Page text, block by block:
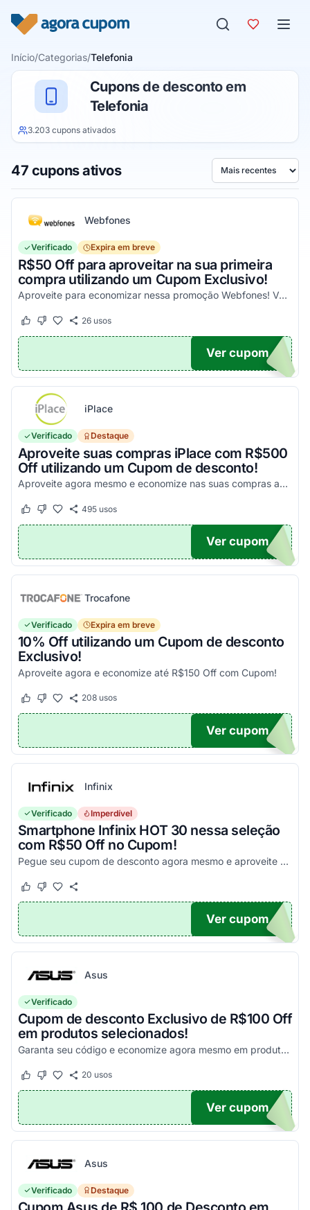
Início/Categorias/Telefonia
Cupons de desconto em
Telefonia
3.203 cupons ativados
47 cupons ativos Ordenar por
Webfones
Verificado Expira em breve
R$50 Off para aproveitar na sua primeira
compra utilizando um Cupom Exclusivo!
Aproveite para economizar nessa promoção Webfones! Válido em compras de valor acima de R$750!
Este cupom funcionou
Este cupom não funcionou
26usos
UPOM
Ver cupom
iPlace
Verificado Destaque
Aproveite suas compras iPlace com R$500
Off utilizando um Cupom de desconto!
Aproveite agora mesmo e economize nas suas compras acima de R$7.199,99!
Este cupom funcionou
Este cupom não funcionou
495usos
500
Ver cupom
Trocafone
Verificado Expira em breve
10% Off utilizando um Cupom de desconto
Exclusivo!
Aproveite agora e economize até R$150 Off com Cupom!
Este cupom funcionou
Este cupom não funcionou
208usos
OM10
Ver cupom
Infinix
Verificado Imperdível
Smartphone Infinix HOT 30 nessa seleção
com R$50 Off no Cupom!
Pegue seu cupom de desconto agora mesmo e aproveite esta incrível oportunidade para economizar nas suas compras com este código!
Este cupom funcionou
Este cupom não funcionou
X50
Ver cupom
Asus
Verificado
Cupom de desconto Exclusivo de R$100 Off
em produtos selecionados!
Garanta seu código e economize agora mesmo em produtos selecionados!
Este cupom funcionou
Este cupom não funcionou
20 usos
100
Ver cupom
Asus
Verificado Destaque